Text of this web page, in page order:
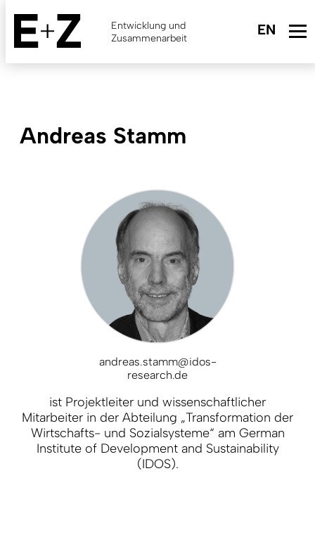
Skip
main
content
Entwicklung und
Zusammenarbeit
Andreas Stamm
andreas.stamm@idos-
research.de
ist Projektleiter und wissenschaftlicher
Mitarbeiter in der Abteilung „Transformation der
Wirtschafts- und Sozialsysteme“ am German
Institute of Development and Sustainability
(IDOS).